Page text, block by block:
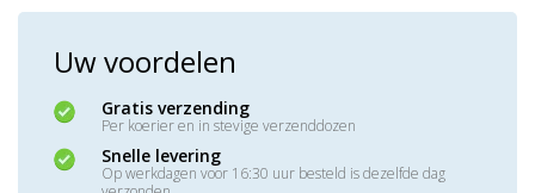
Uw voordelen
Gratis verzending
Per koerier en in stevige verzenddozen
Snelle levering
Op werkdagen voor 16:30 uur besteld is dezelfde dag